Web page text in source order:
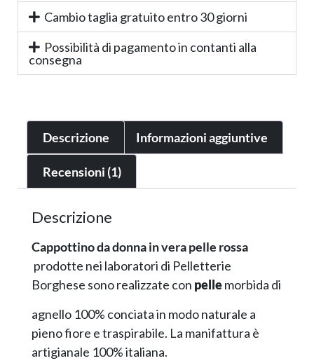
Cambio taglia gratuito entro 30 giorni
Possibilità di pagamento in contanti alla
consegna
Descrizione Informazioni aggiuntive
Recensioni (1)
Descrizione
Cappottino da donna in vera pelle rossa
prodotte nei laboratori di Pelletterie
Borghese sono realizzate con pellemorbida di
agnello 100% conciata in modo naturale a
pieno fiore e traspirabile. La manifattura è
artigianale 100% italiana.